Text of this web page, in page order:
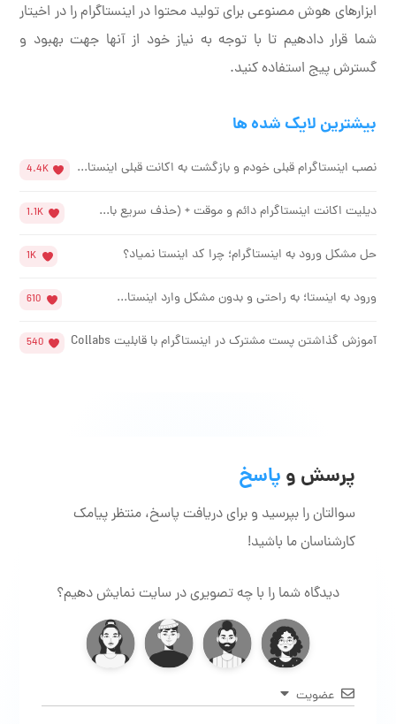
ابزارهای هوش مصنوعی برای تولید محتوا در اینستاگرام را در اخیتار
شما قرار دادهیم تا با توجه به نیاز خود از آنها جهت بهبود و
گسترش پیج استفاده کنید.
بیشترین لایک شده ها
نصب اینستاگرام قبلی خودم و بازگشت به اکانت قبلی اینستا... 4.4K
دیلیت اکانت اینستاگرام دائم و موقت + (حذف سریع با... 1.1K
حل مشکل ورود به اینستاگرام؛ چرا کد اینستا نمیاد؟ 1K
ورود به اینستا؛ به راحتی و بدون مشکل وارد اینستا... 610
آموزش گذاشتن پست مشترک در اینستاگرام با قابلیت Collabs 540
پرسش و پاسخ
سوالتان را بپرسید و برای دریافت پاسخ، منتظر پیامک
کارشناسان ما باشید!
دیدگاه شما را با چه تصویری در سایت نمایش دهیم؟
عضویت